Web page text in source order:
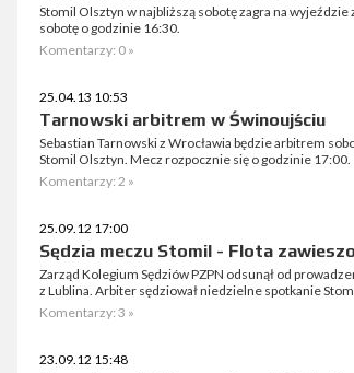
Stomil Olsztyn w najbliższą sobotę zagra na
sobotę o godzinie 16:30.
Komentarzy: 0 »
25.04.13 10:53
Tarnowski arbitrem w Świnoujściu
Sebastian Tarnowski z Wrocławia będzie arbitrem
Stomil Olsztyn. Mecz rozpocznie się o godzinie 17:00.
Komentarzy: 2 »
25.09.12 17:00
Sędzia meczu Stomil - Flota
Zarząd Kolegium Sędziów PZPN odsunął od
z Lublina. Arbiter sędziował niedzielne spotkanie
Komentarzy: 3 »
23.09.12 15:48